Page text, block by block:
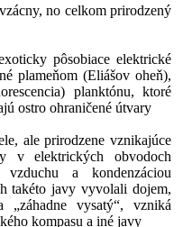
no celkom prirodzený
pôsobiace elektrické
plameňom (Eliášov oheň),
planktónu, ktoré
ostro ohraničené útvary
ale prirodzene vznikajúce
v elektrických obvodoch
vzduchu a kondenzáciou
takéto javy vyvolali dojem,
vysatý“, vzniká
kompasu a iné javy